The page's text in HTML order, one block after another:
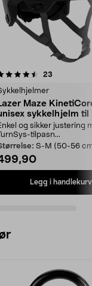
23
Maze
sykkelhjelm til
og sikker justering
tilpasn...
S-M (50-56
Legg i handlekurv
4.5 av 5 stjerner